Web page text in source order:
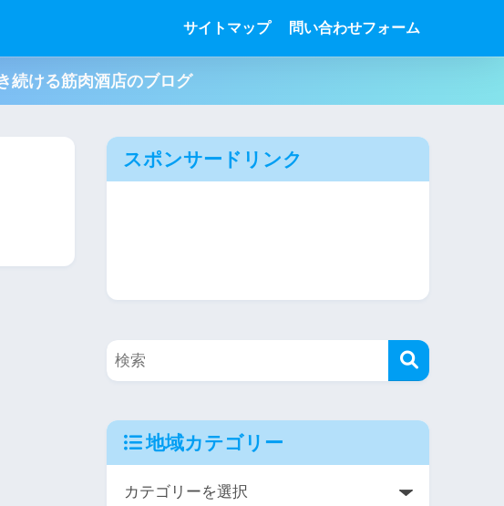
サイトマップ 問い合わせフォーム
続ける筋肉酒店のブログ
スポンサードリンク
地域カテゴリー